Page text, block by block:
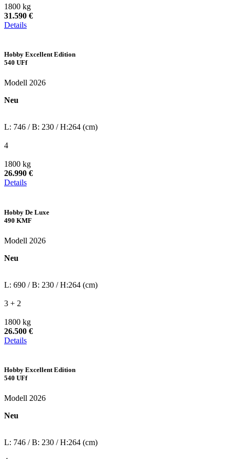
1800 kg
31.590 €
Details
Hobby Excellent Edition
540 UFf
Modell 2026
Neu
L: 746 / B: 230 / H:264 (cm)
4
1800 kg
26.990 €
Details
Hobby De Luxe
490 KMF
Modell 2026
Neu
L: 690 / B: 230 / H:264 (cm)
3 + 2
1800 kg
26.500 €
Details
Hobby Excellent Edition
540 UFf
Modell 2026
Neu
L: 746 / B: 230 / H:264 (cm)